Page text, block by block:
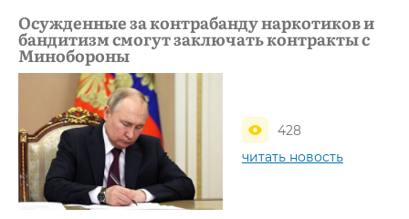
Осужденные за контрабанду наркотиков и
бандитизм смогут заключать контракты с
Минобороны
428
читать новость